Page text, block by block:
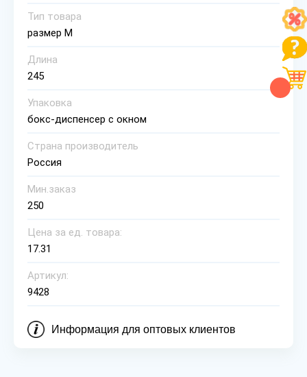
Тип товара
размер М
Длина
245
Упаковка
бокс-диспенсер с окном
Страна производитель
Россия
Мин.заказ
250
Цена за ед. товара:
17.31
Артикул:
9428
Информация для оптовых клиентов